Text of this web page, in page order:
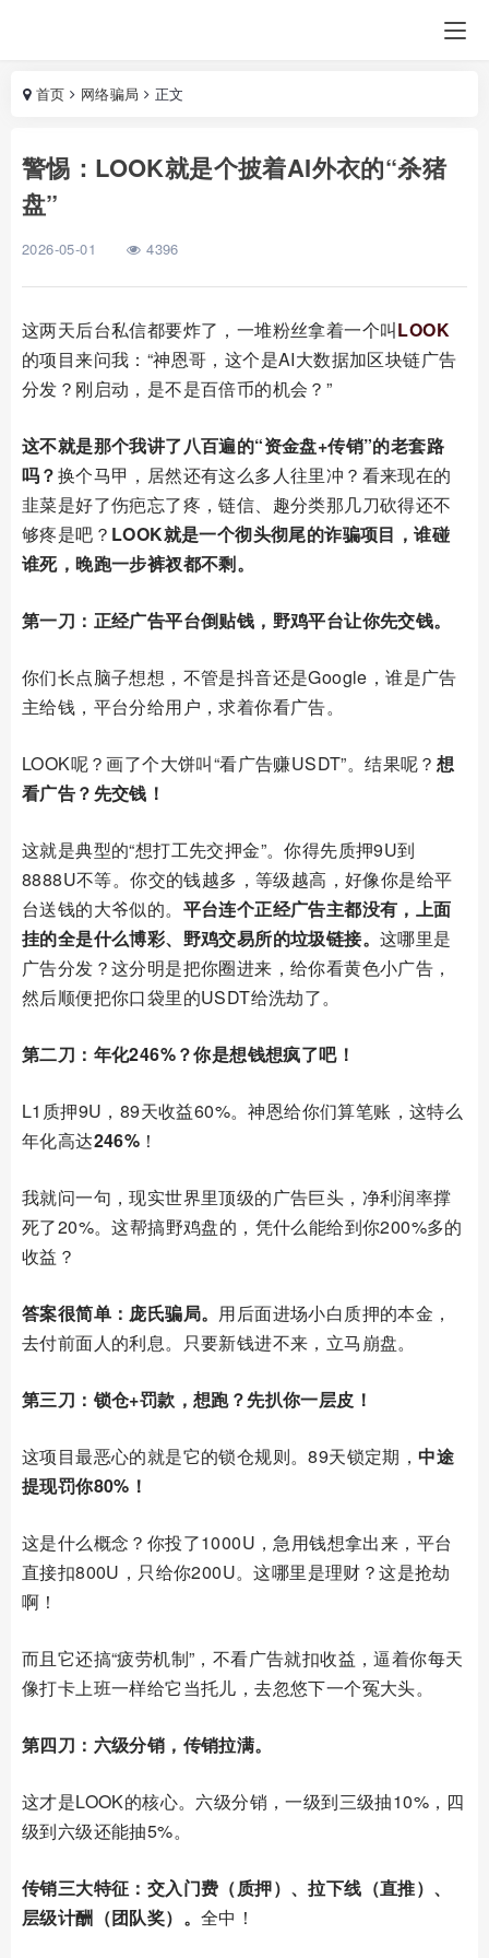
首页 网络骗局 正文
警惕：LOOK就是个披着AI外衣的“杀猪
盘”
2026-05-01 4396
这两天后台私信都要炸了，一堆粉丝拿着一个叫LOOK
的项目来问我：“神恩哥，这个是AI大数据加区块链广告
分发？刚启动，是不是百倍币的机会？”
这不就是那个我讲了八百遍的“资金盘+传销”的老套路
吗？换个马甲，居然还有这么多人往里冲？看来现在的
韭菜是好了伤疤忘了疼，链信、趣分类那几刀砍得还不
够疼是吧？ LOOK就是一个彻头彻尾的诈骗项目，谁碰
谁死，晚跑一步裤衩都不剩。
第一刀：正经广告平台倒贴钱，野鸡平台让你先交钱。
你们长点脑子想想，不管是抖音还是Google，谁是广告
主给钱，平台分给用户，求着你看广告。
LOOK呢？画了个大饼叫“看广告赚USDT”。结果呢？ 想
看广告？先交钱！
这就是典型的“想打工先交押金”。你得先质押9U到
8888U不等。你交的钱越多，等级越高，好像你是给平
台送钱的大爷似的。 平台连个正经广告主都没有，上面
挂的全是什么博彩、野鸡交易所的垃圾链接。 这哪里是
广告分发？这分明是把你圈进来，给你看黄色小广告，
然后顺便把你口袋里的USDT给洗劫了。
第二刀：年化246%？你是想钱想疯了吧！
L1质押9U，89天收益60%。神恩给你们算笔账，这特么
年化高达246% ！
我就问一句，现实世界里顶级的广告巨头，净利润率撑
死了20%。这帮搞野鸡盘的，凭什么能给到你200%多的
收益？
答案很简单：庞氏骗局。 用后面进场小白质押的本金，
去付前面人的利息。只要新钱进不来，立马崩盘。
第三刀：锁仓+罚款，想跑？先扒你一层皮！
这项目最恶心的就是它的锁仓规则。89天锁定期，中途
提现罚你80%！
这是什么概念？你投了1000U，急用钱想拿出来，平台
直接扣800U，只给你200U。这哪里是理财？这是抢劫
啊！
而且它还搞“疲劳机制”，不看广告就扣收益，逼着你每天
像打卡上班一样给它当托儿，去忽悠下一个冤大头。
第四刀：六级分销，传销拉满。
这才是LOOK的核心。六级分销，一级到三级抽10%，四
级到六级还能抽5%。
传销三大特征：交入门费（质押）、拉下线（直推）、
层级计酬（团队奖）。 全中！